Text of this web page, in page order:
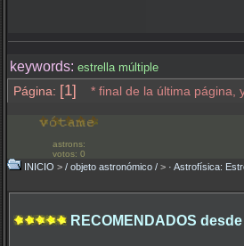
keywords: estrella múltiple
Página: [1] * final de la última página,
astrons:
votos: 0
INICIO > / objeto astronómico / > · Astrofísica:
RECOMENDADOS